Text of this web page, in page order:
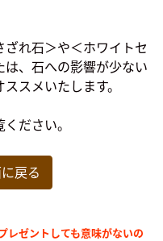
れ石＞や＜ホワイトセ
、石への影響が少ない
スメいたします。
ださい。
戻る
レゼントしても意味がないの